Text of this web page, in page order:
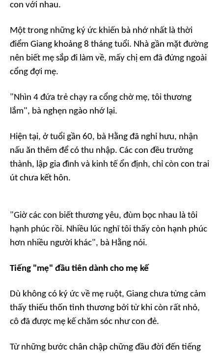
con với nhau.
Một trong những ký ức khiến bà nhớ nhất là thời
điểm Giang khoảng 8 tháng tuổi. Nhà gần mặt đường
nên biết mẹ sắp đi làm về, mấy chị em đã đứng ngoài
cổng đợi mẹ.
"Nhìn 4 đứa trẻ chạy ra cổng chờ mẹ, tôi thương
lắm", bà nghẹn ngào nhớ lại.
Hiện tại, ở tuổi gần 60, bà Hằng đã nghỉ hưu, nhận
nấu ăn thêm để có thu nhập. Các con đều trưởng
thành, lập gia đình và kinh tế ổn định, chỉ còn con trai
út chưa kết hôn.
"Giờ các con biết thương yêu, đùm bọc nhau là tôi
hạnh phúc rồi. Nhiều lúc nghĩ tôi thấy còn hạnh phúc
hơn nhiều người khác", bà Hằng nói.
Tiếng "mẹ" đầu tiên dành cho mẹ kế
Dù không có ký ức về mẹ ruột, Giang chưa từng cảm
thấy thiếu thốn tình thương bởi từ khi còn rất nhỏ,
cô đã được mẹ kế chăm sóc như con đẻ.
Từ những bước chân chập chững đầu đời đến tiếng